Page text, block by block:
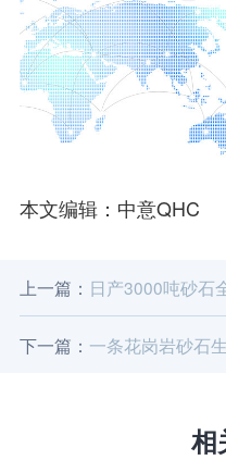
本文编辑：中意QHC
上一篇： 日产3000吨砂石全
下一篇： 一条花岗岩砂石
相